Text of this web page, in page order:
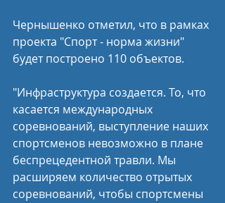
Чернышенко отметил, что в рамках
проекта "Спорт - норма жизни"
будет построено 110 объектов.
"Инфраструктура создается. То, что
касается международных
соревнований, выступление наших
спортсменов невозможно в плане
беспрецедентной травли. Мы
расширяем количество отрытых
соревнований, чтобы спортсмены